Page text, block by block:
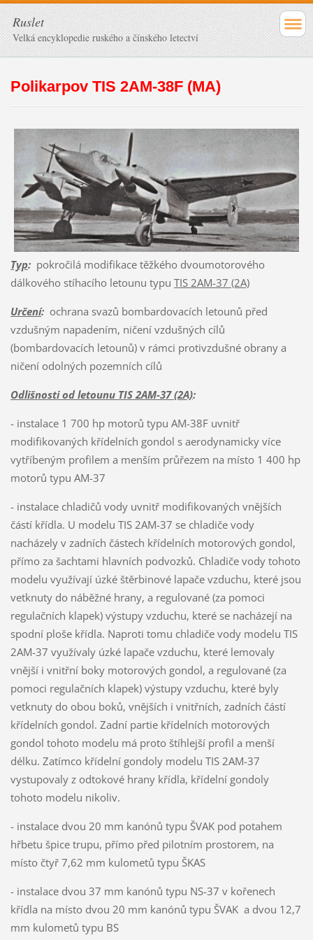
Ruslet
Velká encyklopedie ruského a čínského letectví
Polikarpov TIS 2AM-38F (MA)
Typ:pokročilá modifikace těžkého dvoumotorového
dálkového stíhacího letounu typu TIS 2AM-37 (2A)
Určení:ochrana svazů bombardovacích letounů před
vzdušným napadením, ničení vzdušných cílů
(bombardovacích letounů) v rámci protivzdušné obrany a
ničení odolných pozemních cílů
Odlišnosti od letounu TIS 2AM-37 (2A):
- instalace 1 700 hp motorů typu AM-38F uvnitř
modifikovaných křídelních gondol s aerodynamicky více
vytříbeným profilem a menším průřezem na místo 1 400 hp
motorů typu AM-37
- instalace chladičů vody uvnitř modifikovaných vnějších
částí křídla. U modelu TIS 2AM-37 se chladiče vody
nacházely v zadních částech křídelních motorových gondol,
přímo za šachtami hlavních podvozků. Chladiče vody tohoto
modelu využívají úzké štěrbinové lapače vzduchu, které jsou
vetknuty do náběžné hrany, a regulované (za pomoci
regulačních klapek) výstupy vzduchu, které se nacházejí na
spodní ploše křídla. Naproti tomu chladiče vody modelu TIS
2AM-37 využívaly úzké lapače vzduchu, které lemovaly
vnější i vnitřní boky motorových gondol, a regulované (za
pomoci regulačních klapek) výstupy vzduchu, které byly
vetknuty do obou boků, vnějších i vnitřních, zadních částí
křídelních gondol. Zadní partie křídelních motorových
gondol tohoto modelu má proto štíhlejší profil a menší
délku. Zatímco křídelní gondoly modelu TIS 2AM-37
vystupovaly z odtokové hrany křídla, křídelní gondoly
tohoto modelu nikoliv.
- instalace dvou 20 mm kanónů typu ŠVAK pod potahem
hřbetu špice trupu, přímo před pilotním prostorem, na
místo čtyř 7,62 mm kulometů typu ŠKAS
- instalace dvou 37 mm kanónů typu NS-37 v kořenech
křídla na místo dvou 20 mm kanónů typu ŠVAK a dvou 12,7
mm kulometů typu BS